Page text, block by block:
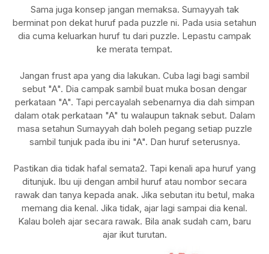
Sama juga konsep jangan memaksa. Sumayyah tak
berminat pon dekat huruf pada puzzle ni. Pada usia setahun
dia cuma keluarkan huruf tu dari puzzle. Lepastu campak
ke merata tempat.
Jangan frust apa yang dia lakukan. Cuba lagi bagi sambil
sebut "A". Dia campak sambil buat muka bosan dengar
perkataan "A". Tapi percayalah sebenarnya dia dah simpan
dalam otak perkataan "A" tu walaupun taknak sebut. Dalam
masa setahun Sumayyah dah boleh pegang setiap puzzle
sambil tunjuk pada ibu ini "A". Dan huruf seterusnya.
Pastikan dia tidak hafal semata2. Tapi kenali apa huruf yang
ditunjuk. Ibu uji dengan ambil huruf atau nombor secara
rawak dan tanya kepada anak. Jika sebutan itu betul, maka
memang dia kenal. Jika tidak, ajar lagi sampai dia kenal.
Kalau boleh ajar secara rawak. Bila anak sudah cam, baru
ajar ikut turutan.